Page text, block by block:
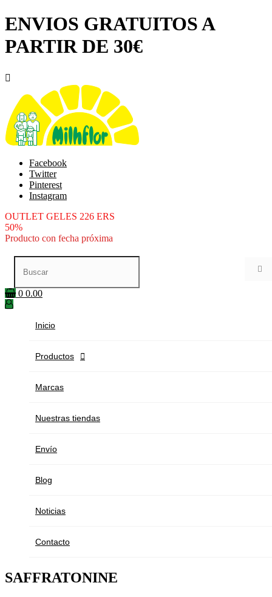
ENVIOS GRATUITOS A
PARTIR DE 30€

Facebook
Twitter
Pinterest
Instagram
OUTLET GELES 226 ERS
50%
Producto con fecha próxima

0 0.00
Inicio
Productos 
Marcas
Nuestras tiendas
Envío
Blog
Noticias
Contacto
SAFFRATONINE